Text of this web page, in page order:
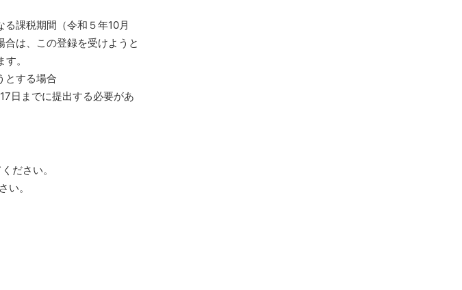
課税期間（令和５年10月
は、この登録を受けようと
。
とする場合
日までに提出する必要があ
ださい。
い。